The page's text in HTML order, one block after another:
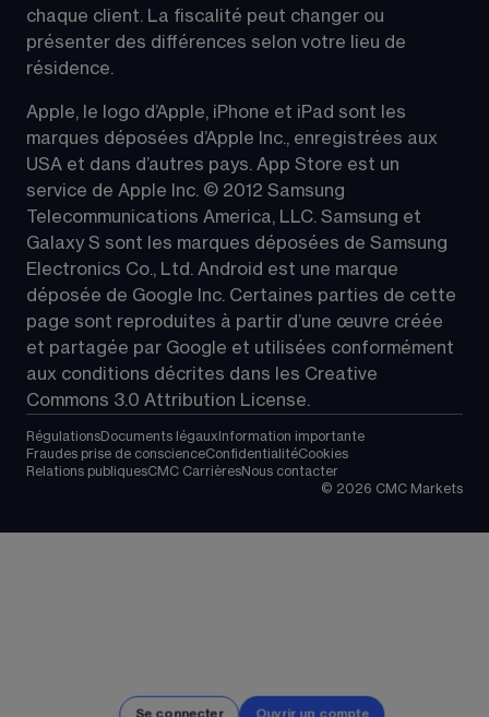
Se connecter Ouvrir un compte
chaque client. La fiscalité peut changer ou
présenter des différences selon votre lieu de
résidence.
Apple, le logo d’Apple, iPhone et iPad sont les
marques déposées d’Apple Inc., enregistrées aux
USA et dans d’autres pays. App Store est un
service de Apple Inc. © 2012 Samsung
Telecommunications America, LLC. Samsung et
Galaxy S sont les marques déposées de Samsung
Electronics Co., Ltd. Android est une marque
déposée de Google Inc. Certaines parties de cette
page sont reproduites à partir d’une œuvre créée
et partagée par Google et utilisées conformément
aux conditions décrites dans les Creative
Commons 3.0 Attribution License.
RégulationsDocuments légaux Information importante
Fraudes prise de conscienceConfidentialitéCookies
Relations publiquesCMC CarrièresNous contacter
© 2026 CMC Markets